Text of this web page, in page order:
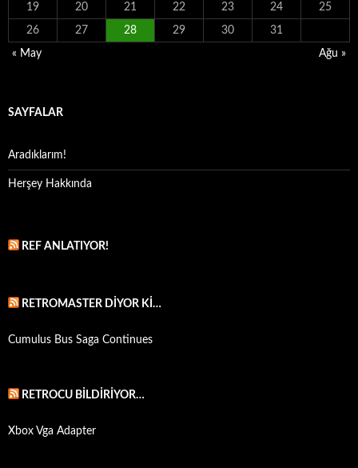
19 20 21 22 23 24 25
26 27 28 29 30 31
« May Ağu »
SAYFALAR
Aradıklarım!
Herşey Hakkında
REF ANLATIYOR!
RETROMASTER DIYOR KI…
Cumulus Bus Saga Continues
RETROCU BILDIRIYOR…
Xbox Vga Adapter